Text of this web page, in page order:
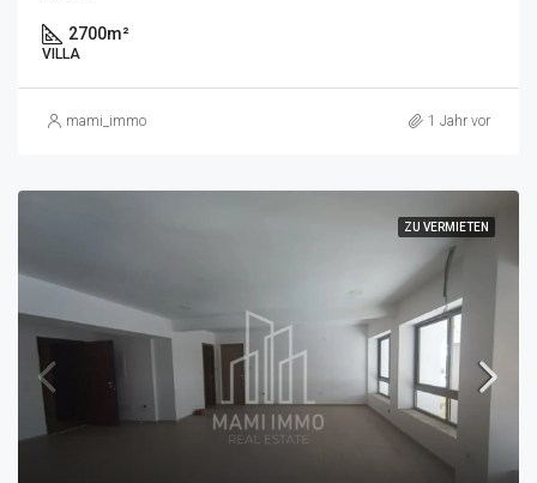
2700m²
VILLA
mami_immo 1 Jahr vor
ZU VERMIETEN